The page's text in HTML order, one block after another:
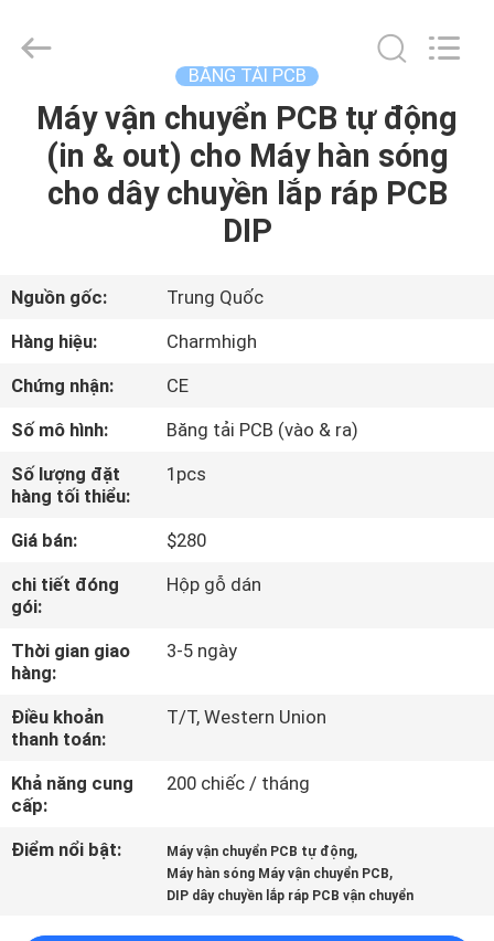
TRANG
CHỦ
PHẨM
VIDEO
VỀ
CHÚNG
TÔI
CHUYẾN
THAM
QUAN
NHÀ
MÁY
KIỂM
SOÁT
2026
BĂNG TẢI PCB
Máy vận chuyển PCB tự động
(in & out) cho Máy hàn sóng
cho dây chuyền lắp ráp PCB
DIP
Nguồn gốc:
Trung Quốc
Hàng hiệu:
Charmhigh
Chứng nhận:
CE
Số mô hình:
Băng tải PCB (vào & ra)
Số lượng đặt
hàng tối thiểu:
1pcs
Giá bán:
$280
chi tiết đóng
gói:
Hộp gỗ dán
Thời gian giao
hàng:
3-5 ngày
Điều khoản
thanh toán:
T/T, Western Union
Khả năng cung
cấp:
200 chiếc / tháng
Điểm nổi bật: Máy vận chuyển PCB tự động,
Máy hàn sóng Máy vận chuyển PCB,
DIP dây chuyền lắp ráp PCB vận chuyển